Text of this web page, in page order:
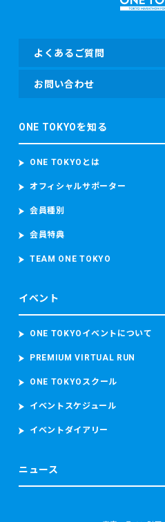
東京マラソン等に参加する前に
検査の結果を取得することがあ
むデータを取得し、取り扱いま
加者本人であることを確認する
し、本大会中におけるコースの
し、これらを取り扱います。
真、カメラ映像、本大会記録並
定走行位置情報を含むデータを取
参加者の顔写真を撮影し、本大
・救護又は病院への搬送が必要
東京マラソン等大会時の宿泊先
発生場所、処置の内容（もしあ
また、病院へ搬送された場合に
故後の対応並びに今後の大会に
及び改善のため、傷病名、症状
(2) 個人情報の取扱いの目的
当財団は、以下に掲げる目的又
・東京マラソン等にご応募いただ
よくあるご質問
お問い合わせ
ONE TOKYOを知る
ONE TOKYOとは
オフィシャルサポーター
会員種別
会員特典
TEAM ONE TOKYO
イベント
ONE TOKYOイベントについて
PREMIUM VIRTUAL RUN
ONE TOKYOスクール
イベントスケジュール
イベントダイアリー
ニュース